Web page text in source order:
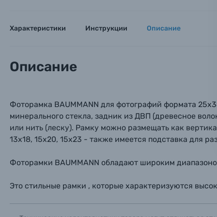
Материалы
Фоторамки
Солнцезащитные очки
Характеристики Инструкции Описание
Описание
Фоторамка BAUMMANN для фотографий формата
минерального стекла, задник из ДВП (древесное
или нить (леску). Рамку можно размещать как
13х18, 15х20, 15х23 - также имеется подставка для
Фоторамки BAUMMANN обладают широким
Это стильные рамки , которые характеризуются